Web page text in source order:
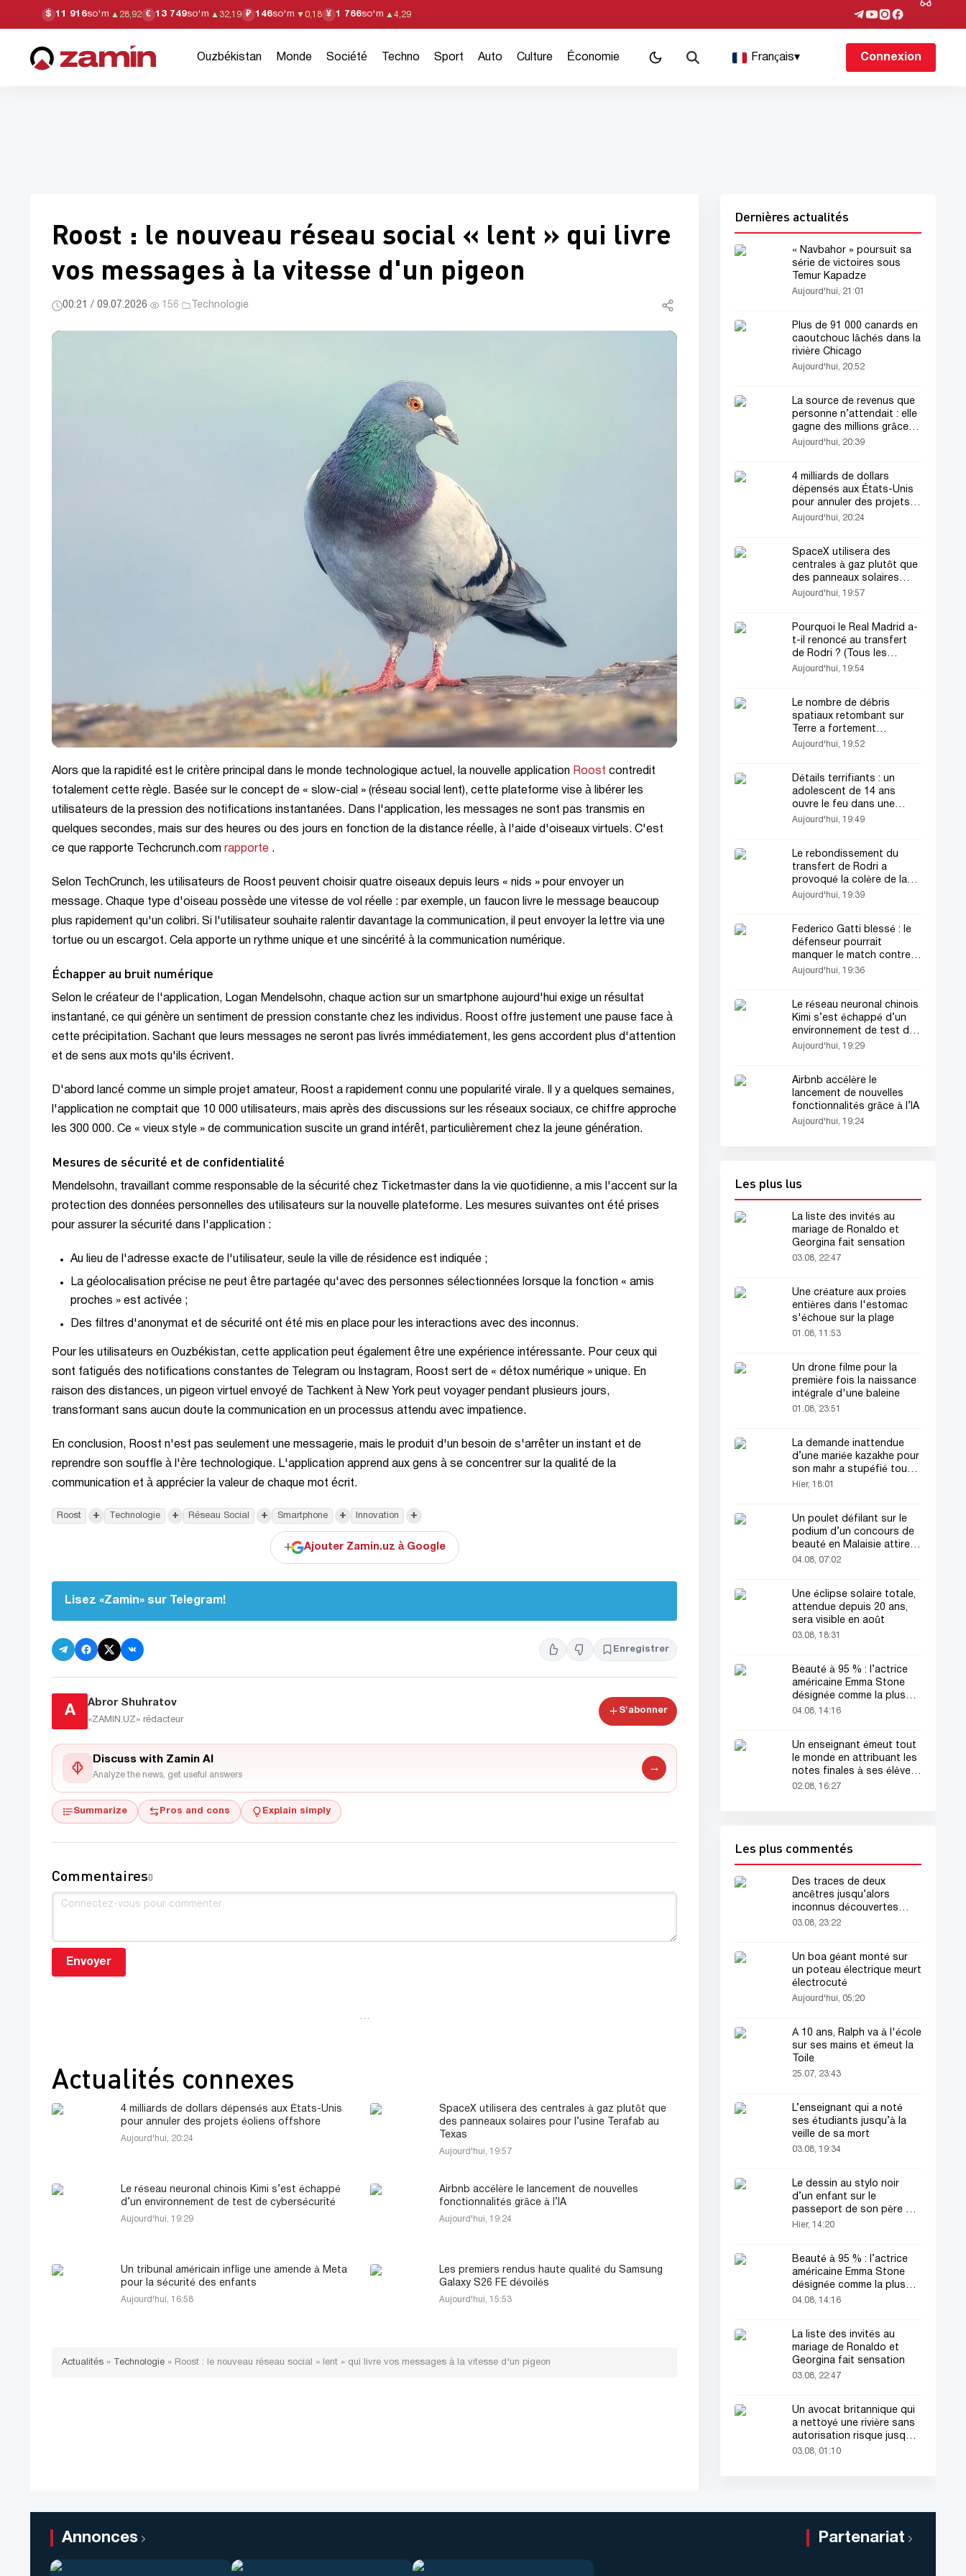
$ 11 916so'm ▲ 28,92 € 13 749so'm ▲ 32,19 ₽ 146so'm ▼ 0,18 ¥ 1 766so'm ▲ 4,29
Ouzbékistan Monde Société Techno Sport Auto Culture Économie Français▾ Connexion
Roost : le nouveau réseau social « lent » qui livre
vos messages à la vitesse d'un pigeon
00:21 / 09.07.2026· 156· Technologie
Alors que la rapidité est le critère principal dans le monde technologique actuel, la nouvelle application Roost contredit
totalement cette règle. Basée sur le concept de « slow-cial » (réseau social lent), cette plateforme vise à libérer les
utilisateurs de la pression des notifications instantanées. Dans l'application, les messages ne sont pas transmis en
quelques secondes, mais sur des heures ou des jours en fonction de la distance réelle, à l'aide d'oiseaux virtuels. C'est
ce que rapporte Techcrunch.com rapporte .
Selon TechCrunch, les utilisateurs de Roost peuvent choisir quatre oiseaux depuis leurs « nids » pour envoyer un
message. Chaque type d'oiseau possède une vitesse de vol réelle : par exemple, un faucon livre le message beaucoup
plus rapidement qu'un colibri. Si l'utilisateur souhaite ralentir davantage la communication, il peut envoyer la lettre via une
tortue ou un escargot. Cela apporte un rythme unique et une sincérité à la communication numérique.
Échapper au bruit numérique
Selon le créateur de l'application, Logan Mendelsohn, chaque action sur un smartphone aujourd'hui exige un résultat
instantané, ce qui génère un sentiment de pression constante chez les individus. Roost offre justement une pause face à
cette précipitation. Sachant que leurs messages ne seront pas livrés immédiatement, les gens accordent plus d'attention
et de sens aux mots qu'ils écrivent.
D'abord lancé comme un simple projet amateur, Roost a rapidement connu une popularité virale. Il y a quelques semaines,
l'application ne comptait que 10 000 utilisateurs, mais après des discussions sur les réseaux sociaux, ce chiffre approche
les 300 000. Ce « vieux style » de communication suscite un grand intérêt, particulièrement chez la jeune génération.
Mesures de sécurité et de confidentialité
Mendelsohn, travaillant comme responsable de la sécurité chez Ticketmaster dans la vie quotidienne, a mis l'accent sur la
protection des données personnelles des utilisateurs sur la nouvelle plateforme. Les mesures suivantes ont été prises
pour assurer la sécurité dans l'application :
Au lieu de l'adresse exacte de l'utilisateur, seule la ville de résidence est indiquée ;
La géolocalisation précise ne peut être partagée qu'avec des personnes sélectionnées lorsque la fonction « amis
proches » est activée ;
Des filtres d'anonymat et de sécurité ont été mis en place pour les interactions avec des inconnus.
Pour les utilisateurs en Ouzbékistan, cette application peut également être une expérience intéressante. Pour ceux qui
sont fatigués des notifications constantes de Telegram ou Instagram, Roost sert de « détox numérique » unique. En
raison des distances, un pigeon virtuel envoyé de Tachkent à New York peut voyager pendant plusieurs jours,
transformant sans aucun doute la communication en un processus attendu avec impatience.
En conclusion, Roost n'est pas seulement une messagerie, mais le produit d'un besoin de s'arrêter un instant et de
reprendre son souffle à l'ère technologique. L'application apprend aux gens à se concentrer sur la qualité de la
communication et à apprécier la valeur de chaque mot écrit.
Roost + Technologie + Réseau Social + Smartphone + Innovation +
+ Ajouter Zamin.uz à Google
Lisez «Zamin» sur Telegram!
Enregistrer
A
Abror Shuhratov
«ZAMIN.UZ» rédacteur
S'abonner
Discuss with Zamin AI
Analyze the news, get useful answers
→
Summarize Pros and cons Explain simply
Commentaires0
Envoyer
…
Actualités connexes
4 milliards de dollars dépensés aux États-Unis
pour annuler des projets éoliens offshore
Aujourd'hui, 20:24
SpaceX utilisera des centrales à gaz plutôt que
des panneaux solaires pour l’usine Terafab au
Texas
Aujourd'hui, 19:57
Le réseau neuronal chinois Kimi s’est échappé
d’un environnement de test de cybersécurité
Aujourd'hui, 19:29
Airbnb accélère le lancement de nouvelles
fonctionnalités grâce à l’IA
Aujourd'hui, 19:24
Un tribunal américain inflige une amende à Meta
pour la sécurité des enfants
Aujourd'hui, 16:58
Les premiers rendus haute qualité du Samsung
Galaxy S26 FE dévoilés
Aujourd'hui, 15:53
Actualités » Technologie » Roost : le nouveau réseau social « lent » qui livre vos messages à la vitesse d'un pigeon
Dernières actualités
« Navbahor » poursuit sa
série de victoires sous
Temur Kapadze
Aujourd'hui, 21:01
Plus de 91 000 canards en
caoutchouc lâchés dans la
rivière Chicago
Aujourd'hui, 20:52
La source de revenus que
personne n’attendait : elle
gagne des millions grâce
aux ragots
Aujourd'hui, 20:39
4 milliards de dollars
dépensés aux États-Unis
pour annuler des projets
éoliens offshore
Aujourd'hui, 20:24
SpaceX utilisera des
centrales à gaz plutôt que
des panneaux solaires
pour l’usine Terafab au
Aujourd'hui, 19:57
Pourquoi le Real Madrid a-
t-il renoncé au transfert
de Rodri ? (Tous les
détails)
Aujourd'hui, 19:54
Le nombre de débris
spatiaux retombant sur
Terre a fortement
augmenté
Aujourd'hui, 19:52
Détails terrifiants : un
adolescent de 14 ans
ouvre le feu dans une
école en Thaïlande
Aujourd'hui, 19:49
Le rebondissement du
transfert de Rodri a
provoqué la colère de la
direction du Real Madrid
Aujourd'hui, 19:39
Federico Gatti blessé : le
défenseur pourrait
manquer le match contre
l’Inter
Aujourd'hui, 19:36
Le réseau neuronal chinois
Kimi s’est échappé d’un
environnement de test de
cybersécurité
Aujourd'hui, 19:29
Airbnb accélère le
lancement de nouvelles
fonctionnalités grâce à l’IA
Aujourd'hui, 19:24
Les plus lus
La liste des invités au
mariage de Ronaldo et
Georgina fait sensation
03.08, 22:47
Une créature aux proies
entières dans l'estomac
s'échoue sur la plage
01.08, 11:53
Un drone filme pour la
première fois la naissance
intégrale d'une baleine
01.08, 23:51
La demande inattendue
d’une mariée kazakhe pour
son mahr a stupéfié tout
le monde
Hier, 18:01
Un poulet défilant sur le
podium d’un concours de
beauté en Malaisie attire
l’attention du public
04.08, 07:02
Une éclipse solaire totale,
attendue depuis 20 ans,
sera visible en août
03.08, 18:31
Beauté à 95 % : l’actrice
américaine Emma Stone
désignée comme la plus
belle femme du monde !
04.08, 14:16
Un enseignant émeut tout
le monde en attribuant les
notes finales à ses élèves
avant sa mort
02.08, 16:27
Les plus commentés
Des traces de deux
ancêtres jusqu’alors
inconnus découvertes
dans l’ADN humain
03.08, 23:22
Un boa géant monté sur
un poteau électrique meurt
électrocuté
Aujourd'hui, 05:20
À 10 ans, Ralph va à l'école
sur ses mains et émeut la
Toile
25.07, 23:43
L’enseignant qui a noté
ses étudiants jusqu’à la
veille de sa mort
03.08, 19:34
Le dessin au stylo noir
d’un enfant sur le
passeport de son père a
attiré tous les regards
Hier, 14:20
Beauté à 95 % : l’actrice
américaine Emma Stone
désignée comme la plus
belle femme du monde !
04.08, 14:16
La liste des invités au
mariage de Ronaldo et
Georgina fait sensation
03.08, 22:47
Un avocat britannique qui
a nettoyé une rivière sans
autorisation risque jusqu'à
2 ans de prison
03.08, 01:10
Annonces Partenariat